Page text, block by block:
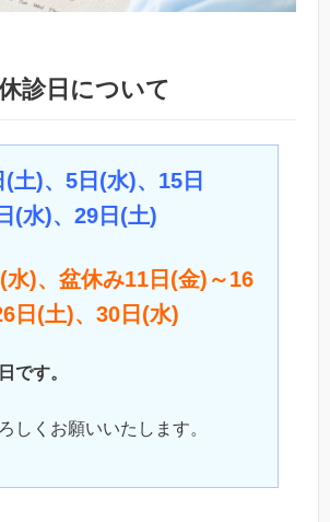
診日について
)、5日(水)、15日
(水)、29日(土)
)、盆休み11日(金)～16
日(土)、30日(水)
です。
しくお願いいたします。